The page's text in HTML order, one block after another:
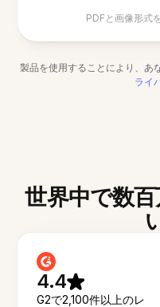
PDFと画像形式
製品を使用することにより、あ
ライ
世界中で数
4.4
G2で2,100件以上のレ